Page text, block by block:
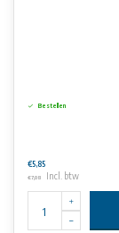
Bestellen
€5,85
€7,08 Incl. btw